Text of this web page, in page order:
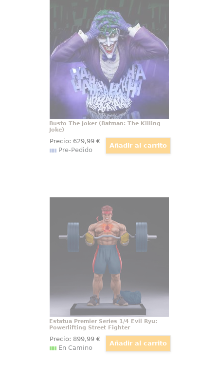
El busto The Joker Batman The
Killing Joke aparece como un
estallido de risa detenida en
mitad del caos. Su base cubierta
de letras, el traje morado y esa
mirada desbordada convierten la
escena en una pieza imposible de
ignorar.
Busto The Joker (Batman: The Killing
Joke)
Precio: 629,99€
Pre-Pedido
Powerlifting Street Fighter
Elevando la intensidad del poder
oscuro de Ryu, la Estatua Premier
Series 1/4 de Evil Ryu es una obra
maestra que captura la esencia
de su lado más temido. Con una
altura imponente de 53 cm
Estatua Premier Series 1/4 Evil Ryu:
Powerlifting Street Fighter
Precio: 899,99€
En Camino